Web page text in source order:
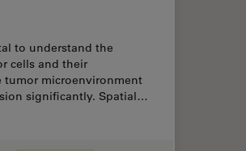
to understand the
cells and their
tumor microenvironment
significantly. Spatial…